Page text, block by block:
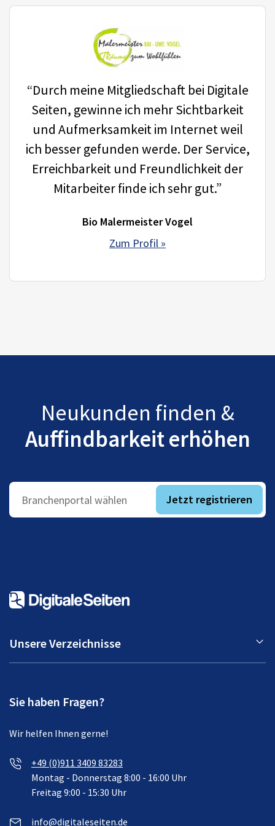
“Durch meine Mitgliedschaft bei Digitale
Seiten, gewinne ich mehr Sichtbarkeit
und Aufmerksamkeit im Internet weil
ich besser gefunden werde. Der Service,
Erreichbarkeit und Freundlichkeit der
Mitarbeiter finde ich sehr gut.”
Bio Malermeister Vogel
Zum Profil »
Neukunden finden &
Auffindbarkeit erhöhen
Branchenportal wählen Jetzt registrieren
Unsere Verzeichnisse
Sie haben Fragen?
Wir helfen Ihnen gerne!
+49 (0)911 3409 83283
Montag - Donnerstag 8:00 - 16:00 Uhr
Freitag 9:00 - 15:30 Uhr
info@digitaleseiten.de